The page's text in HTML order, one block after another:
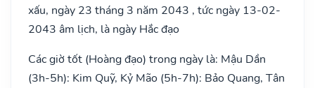
xấu, ngày 23 tháng 3 năm 2043 , tức ngày 13-02-
2043 âm lịch, là ngày Hắc đạo
Các giờ tốt (Hoàng đạo) trong ngày là: Mậu Dần
(3h-5h): Kim Quỹ, Kỷ Mão (5h-7h): Bảo Quang, Tân